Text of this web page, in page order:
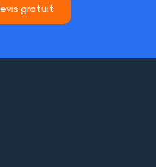
gratuit